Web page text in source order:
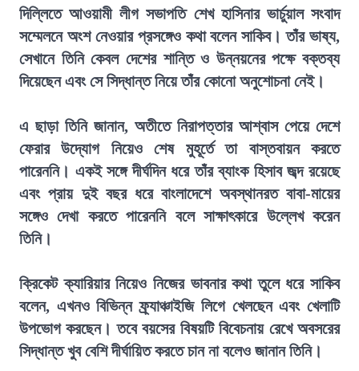
দিল্লিতে আওয়ামী লীগ সভাপতি শেখ হাসিনার ভার্চুয়াল সংবাদ
সম্মেলনে অংশ নেওয়ার প্রসঙ্গেও কথা বলেন সাকিব। তাঁর ভাষ্য,
সেখানে তিনি কেবল দেশের শান্তি ও উন্নয়নের পক্ষে বক্তব্য
দিয়েছেন এবং সে সিদ্ধান্ত নিয়ে তাঁর কোনো অনুশোচনা নেই।
এ ছাড়া তিনি জানান, অতীতে নিরাপত্তার আশ্বাস পেয়ে দেশে
ফেরার উদ্যোগ নিয়েও শেষ মুহূর্তে তা বাস্তবায়ন করতে
পারেননি। একই সঙ্গে দীর্ঘদিন ধরে তাঁর ব্যাংক হিসাব জব্দ রয়েছে
এবং প্রায় দুই বছর ধরে বাংলাদেশে অবস্থানরত বাবা-মায়ের
সঙ্গেও দেখা করতে পারেননি বলে সাক্ষাৎকারে উল্লেখ করেন
তিনি।
ক্রিকেট ক্যারিয়ার নিয়েও নিজের ভাবনার কথা তুলে ধরে সাকিব
বলেন, এখনও বিভিন্ন ফ্র্যাঞ্চাইজি লিগে খেলছেন এবং খেলাটি
উপভোগ করছেন। তবে বয়সের বিষয়টি বিবেচনায় রেখে অবসরের
সিদ্ধান্ত খুব বেশি দীর্ঘায়িত করতে চান না বলেও জানান তিনি।